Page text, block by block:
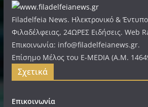
Filadelfeia News. Ηλεκτρονικό &
Φιλαδέλφειας, 24ΩΡΕΣ Ειδήσεις. Web
Επικοινωνία: info@filadelfeianews.gr.
Επίσημο Μέλος του E-MEDIA (A.M.
Σχετικά
Επικοινωνία